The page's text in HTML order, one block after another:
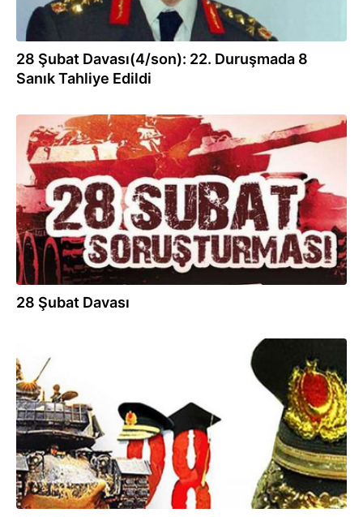
28 Şubat Davası(4/son): 22. Duruşmada 8
Sanık Tahliye Edildi
30.09.2013
28 Şubat Davası
30.09.2013